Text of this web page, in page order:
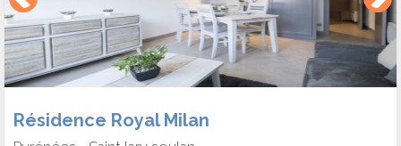
Résidence Royal Milan